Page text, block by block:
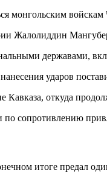
монгольским
Жалолиддин
державами,
ударов
Кавказа, откуда
сопротивлению
итоге предал